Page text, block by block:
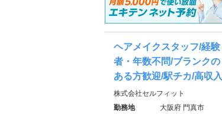
ヘアメイクスタッフ/経験
者・年数不問/ブランクの
ある方歓迎/駅チカ/高収入
株式会社セルフィット
勤務地
大阪府 門真市